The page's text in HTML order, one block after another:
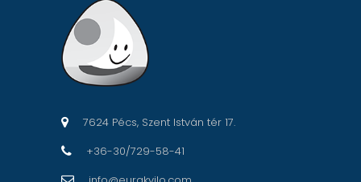
7624 Pécs, Szent István tér 17.
+36-30/729-58-41